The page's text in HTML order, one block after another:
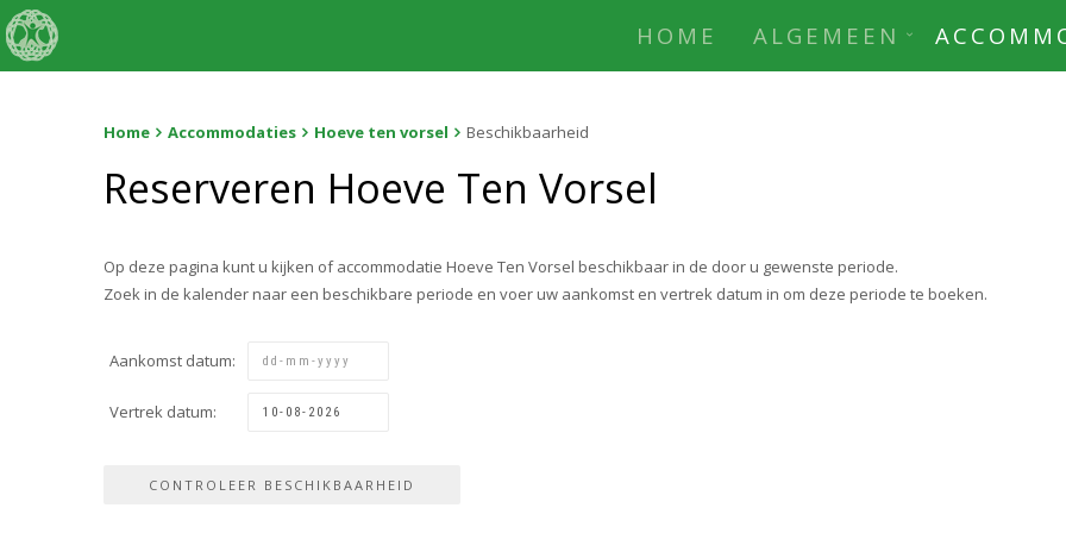
HOME ALGEMEEN
Home Accommodaties Hoeve ten vorsel Beschikbaarheid
Reserveren Hoeve Ten Vorsel
Op deze pagina kunt u kijken of accommodatie Hoeve Ten Vorsel beschikbaar in de door u gewenste periode.
Zoek in de kalender naar een beschikbare periode en voer uw aankomst en vertrek datum in om deze periode te boeken.
Aankomst datum:
Vertrek datum: